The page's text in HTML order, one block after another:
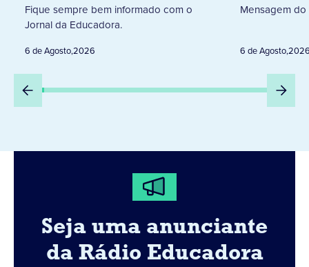
Fique sempre bem informado com o
Jornal da Educadora.
6 de Agosto,2026
Mensagem do
6 de Agosto,
Seja uma anunciante
da Rádio Educadora